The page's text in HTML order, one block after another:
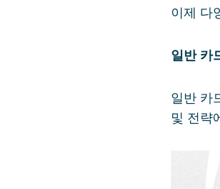
이제 다
일반 카
일반 카
및 전략